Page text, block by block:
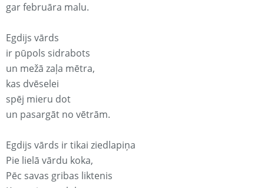
gar februāra malu.
Egdijs vārds
ir pūpols sidrabots
un mežā zaļa mētra,
kas dvēselei
spēj mieru dot
un pasargāt no vētrām.
Egdijs vārds ir tikai ziedlapiņa
Pie lielā vārdu koka,
Pēc savas gribas liktenis